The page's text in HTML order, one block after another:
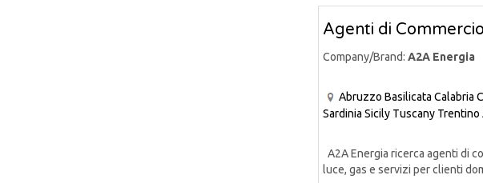
Agenti di
Company/Brand: A2A Energia
Abruzzo Basilicata Calabria
Sardinia Sicily Tuscany Trentino
A2A Energia ricerca agenti di
luce, gas e servizi per clienti